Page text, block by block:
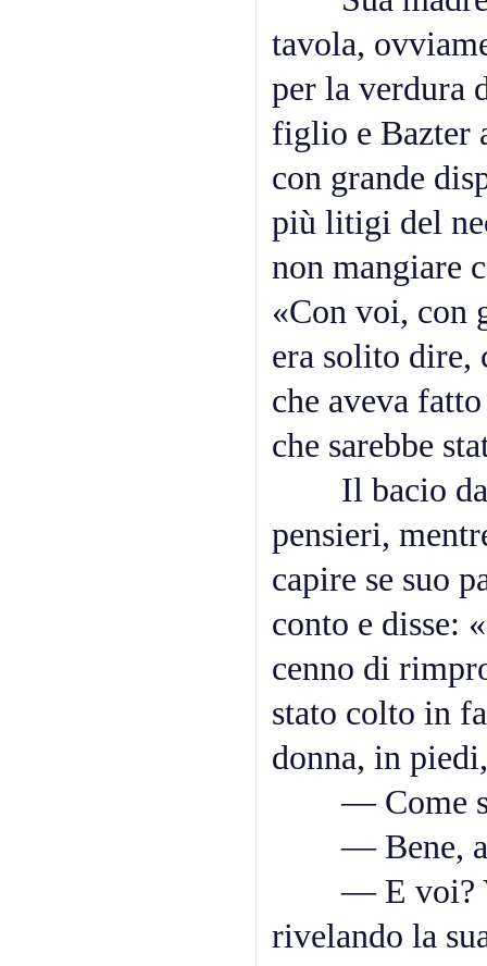
tavola,
per la verdura
figlio e Bazter
con grande
più litigi del
non mangiare
«Con voi, con
era solito dire,
che aveva
che sarebbe
Il bacio dato
pensieri,
capire se suo
conto e disse:
cenno di
stato colto in
donna, in
— Come
— Bene,
— E voi?
rivelando la